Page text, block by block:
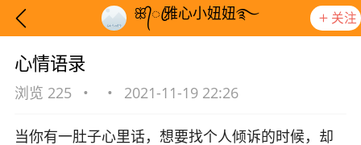
ꕥ᭄ꦿ雅心小妞妞࿐ 关注
心情语录
浏览 225 • • 2021-11-19 22:26
当你有一肚子心里话，想要找个人倾诉的时候，却